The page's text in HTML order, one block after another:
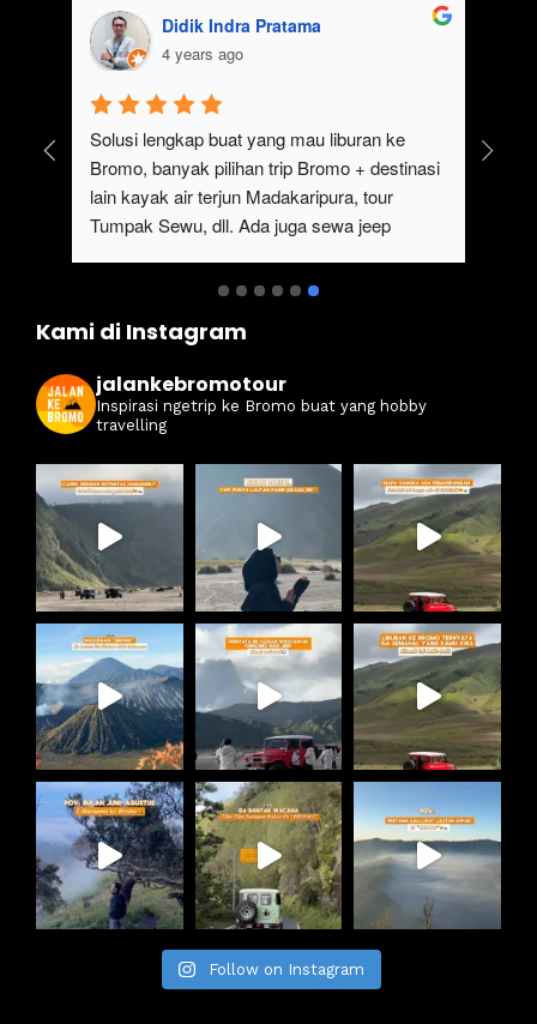
Didik Indra Pratama
4 years ago
Solusi lengkap buat yang mau liburan ke
Bromo, banyak pilihan trip Bromo + destinasi
lain kayak air terjun Madakaripura, tour
Tumpak Sewu, dll. Ada juga sewa jeep
Kami di Instagram
jalankebromotour
Inspirasi ngetrip ke Bromo buat yang hobby
travelling
Follow on Instagram